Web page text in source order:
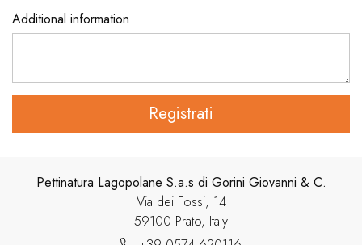
Additional information
Registrati
Pettinatura Lagopolane S.a.s di Gorini Giovanni & C.
Via dei Fossi, 14
59100 Prato, Italy